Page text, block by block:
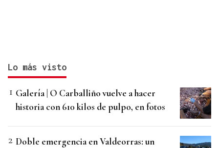
Lo más visto
Galería | O Carballiño vuelve a hacer
historia con 610 kilos de pulpo, en fotos
Doble emergencia en Valdeorras: un